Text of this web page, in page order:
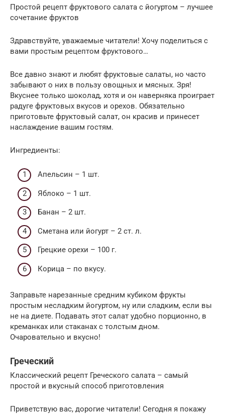
Простой рецепт фруктового салата с йогуртом – лучшее
сочетание фруктов
Здравствуйте, уважаемые читатели! Хочу поделиться с
вами простым рецептом фруктового…
Все давно знают и любят фруктовые салаты, но часто
забывают о них в пользу овощных и мясных. Зря!
Вкуснее только шоколад, хотя и он наверняка проиграет
радуге фруктовых вкусов и орехов. Обязательно
приготовьте фруктовый салат, он красив и принесет
наслаждение вашим гостям.
Ингредиенты:
Апельсин – 1 шт.
Яблоко – 1 шт.
Банан – 2 шт.
Сметана или йогурт – 2 ст. л.
Грецкие орехи – 100 г.
Корица – по вкусу.
Заправьте нарезанные средним кубиком фрукты
простым несладким йогуртом, ну или сладким, если вы
не на диете. Подавать этот салат удобно порционно, в
креманках или стаканах с толстым дном.
Очаровательно и вкусно!
Греческий
Классический рецепт Греческого салата – самый
простой и вкусный способ приготовления
Приветствую вас, дорогие читатели! Сегодня я покажу